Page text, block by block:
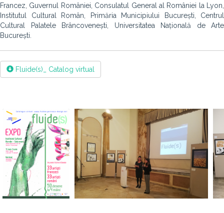
Francez, Guvernul României, Consulatul General al României la Lyon,
Institutul Cultural Român, Primăria Municipiului București, Centrul
Cultural Palatele Brâncovenești, Universitatea Națională de Arte
București.
Fluide(s)_ Catalog virtual